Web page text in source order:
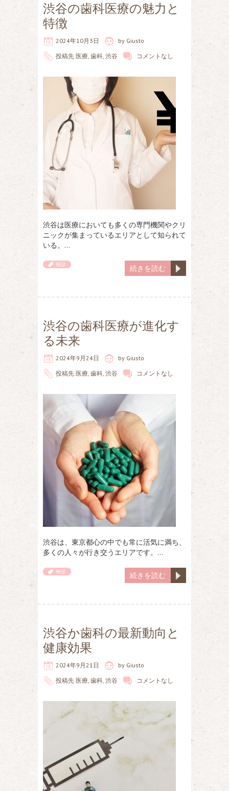
渋谷の歯科医療の魅力と
特徴
2024年10月3日 by Giusto
投稿先 医療, 歯科, 渋谷 コメントなし
渋谷は医療においても多くの専門機関やクリ
ニックが集まっているエリアとして知られて
いる。…
続きを読む
検診
渋谷の歯科医療が進化す
る未来
2024年9月24日 by Giusto
投稿先 医療, 歯科, 渋谷 コメントなし
渋谷は、東京都心の中でも常に活気に満ち、
多くの人々が行き交うエリアです。…
続きを読む
検診
渋谷か歯科の最新動向と
健康効果
2024年9月21日 by Giusto
投稿先 医療, 歯科, 渋谷 コメントなし